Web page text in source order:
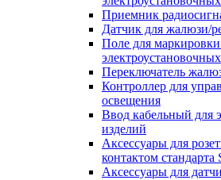
Приемник
Датчик для жалюзи/
Поле для
Переключатель
Контроллер для
освещения
Ввод кабельный для
изделий
Аксессуары для
контактом
Аксессуары для